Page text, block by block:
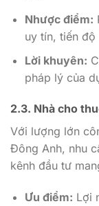
Nhược điểm:
uy tín, tiến
Lời khuyên:
pháp lý của
2.3. Nhà cho
Với lượng lớn
Đông Anh, nhu
kênh đầu tư
Ưu điểm: Lợi